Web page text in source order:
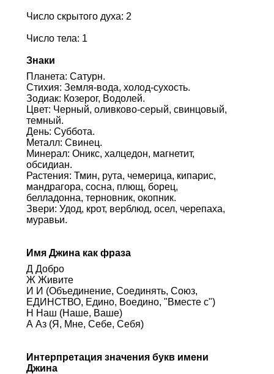
Число скрытого духа: 2
Число тела: 1
Знаки
Планета: Сатурн.
Стихия: Земля-вода, холод-сухость.
Зодиак: Козерог, Водолей.
Цвет: Черный, оливково-серый, свинцовый,
темный.
День: Суббота.
Металл: Свинец.
Минерал: Оникс, халцедон, магнетит,
обсидиан.
Растения: Тмин, рута, чемерица, кипарис,
мандрагора, сосна, плющ, борец,
белладонна, терновник, окопник.
Звери: Удод, крот, верблюд, осел, черепаха,
муравьи.
Имя Джина как фраза
Д Добро
Ж Живите
И И (Объединение, Соединять, Союз,
ЕДИНСТВО, Едино, Воедино, "Вместе с")
Н Наш (Наше, Ваше)
А Аз (Я, Мне, Себе, Себя)
Интерпретация значения букв имени
Джина